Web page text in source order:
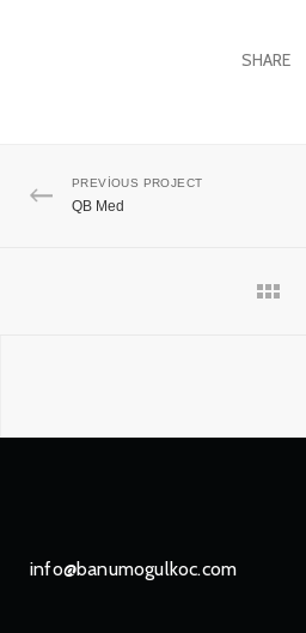
SHARE
PREVIOUS PROJECT
QB Med
info@banumogulkoc.com